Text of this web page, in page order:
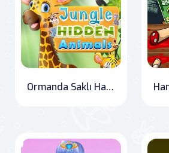
Ormanda Saklı Hayvanlar